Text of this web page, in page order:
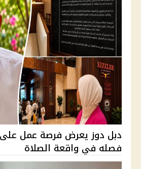
دبل دوز يعرض فرصة عمل على
فصله في واقعة الصلاة